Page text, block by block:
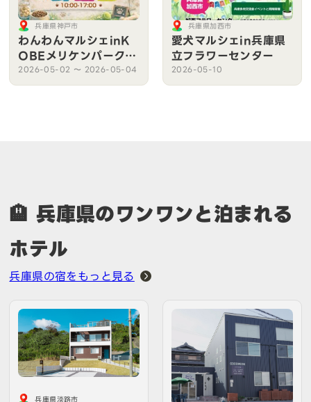
兵庫県神戸市
わんわんマルシェinK
OBEメリケンパークv
ol.7
2026-05-02 〜 2026-05-04
兵庫県加西市
愛犬マルシェin兵庫県
立フラワーセンター
2026-05-10
🏨 兵庫県のワンワンと泊まれる
ホテル
兵庫県の宿をもっと見る
兵庫県淡路市